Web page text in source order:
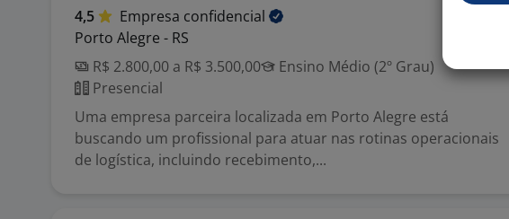
4,5 Empresa confidencial
Porto Alegre - RS
R$ 2.800,00 a R$ 3.500,00
Ensino Médio (2º Grau)
Presencial
Uma empresa parceira localizada em Porto Alegre está
buscando um profissional para atuar nas rotinas operacionais
de logística, incluindo recebimento,...